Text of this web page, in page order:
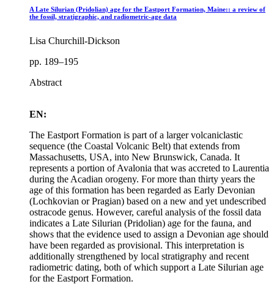
A Late Silurian (Pridolian) age for the Eastport Formation, Maine:: a review of
the fossil, stratigraphic, and radiometric-age data
Lisa Churchill-Dickson
pp. 189–195
Abstract
EN:
The Eastport Formation is part of a larger volcaniclastic
sequence (the Coastal Volcanic Belt) that extends from
Massachusetts, USA, into New Brunswick, Canada. It
represents a portion of Avalonia that was accreted to Laurentia
during the Acadian orogeny. For more than thirty years the
age of this formation has been regarded as Early Devonian
(Lochkovian or Pragian) based on a new and yet undescribed
ostracode genus. However, careful analysis of the fossil data
indicates a Late Silurian (Pridolian) age for the fauna, and
shows that the evidence used to assign a Devonian age should
have been regarded as provisional. This interpretation is
additionally strengthened by local stratigraphy and recent
radiometric dating, both of which support a Late Silurian age
for the Eastport Formation.